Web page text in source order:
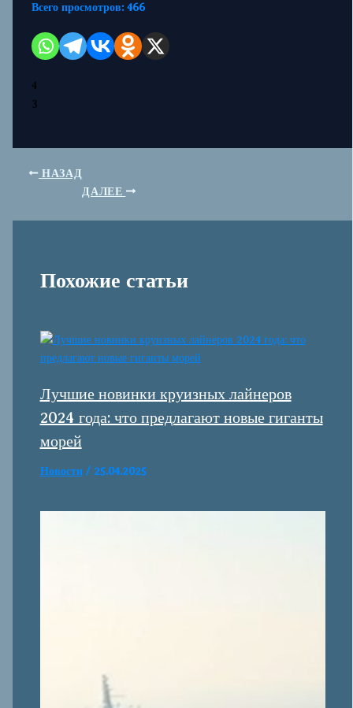
Всего просмотров: 466
4
3
НАЗАД
ДАЛЕЕ
Похожие статьи
Лучшие новинки круизных лайнеров
2024 года: что предлагают новые гиганты
морей
Новости/ 25.04.2025